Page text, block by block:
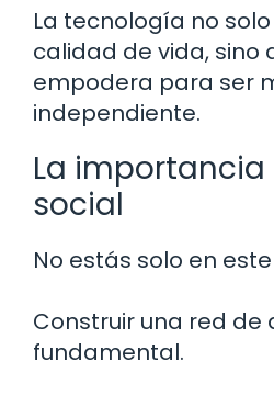
La tecnología no
calidad de vida, sino
empodera para ser
independiente.
La
social
No estás solo en
Construir una red de
fundamental.